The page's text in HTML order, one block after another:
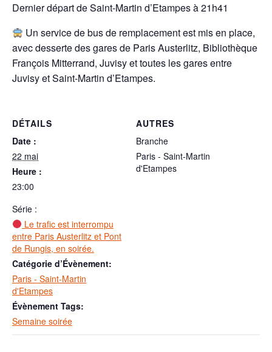
Dernier départ de Saint-Martin d’Etampes à 21h41
Un service de bus de remplacement est mis en place,
avec desserte des gares de Paris Austerlitz, Bibliothèque
François Mitterrand, Juvisy et toutes les gares entre
Juvisy et Saint-Martin d’Etampes.
DÉTAILS
Date :
22 mai
Heure :
23:00
Série :
Le trafic est interrompu
entre Paris Austerlitz et Pont
de Rungis, en soirée.
Catégorie d’Évènement:
Paris - Saint-Martin
d'Etampes
Évènement Tags:
Semaine soirée
AUTRES
Branche
Paris - Saint-Martin
d'Etampes